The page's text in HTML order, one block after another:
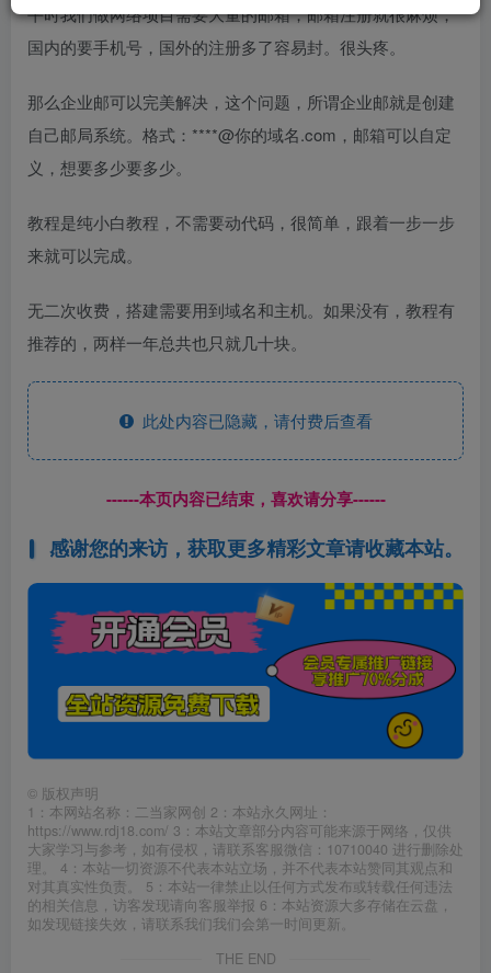
平时我们做网络项目需要大量的邮箱，邮箱注册就很麻烦，
国内的要手机号，国外的注册多了容易封。很头疼。
那么企业邮可以完美解决，这个问题，所谓企业邮就是创建
自己邮局系统。格式：****@你的域名.com，邮箱可以自定
义，想要多少要多少。
教程是纯小白教程，不需要动代码，很简单，跟着一步一步
来就可以完成。
无二次收费，搭建需要用到域名和主机。如果没有，教程有
推荐的，两样一年总共也只就几十块。
此处内容已隐藏，请付费后查看
------本页内容已结束，喜欢请分享------
感谢您的来访，获取更多精彩文章请收藏本站。
© 版权声明
1：本网站名称：二当家网创 2：本站永久网址：
https://www.rdj18.com/ 3：本站文章部分内容可能来源于网络，仅供
大家学习与参考，如有侵权，请联系客服微信：10710040 进行删除处
理。 4：本站一切资源不代表本站立场，并不代表本站赞同其观点和
对其真实性负责。 5：本站一律禁止以任何方式发布或转载任何违法
的相关信息，访客发现请向客服举报 6：本站资源大多存储在云盘，
如发现链接失效，请联系我们我们会第一时间更新。
THE END